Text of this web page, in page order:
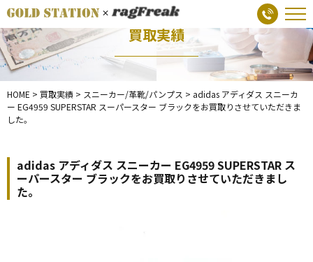
買取実績
HOME > 買取実績 > スニーカー/革靴/パンプス > adidas アディダス スニーカ
ー EG4959 SUPERSTAR スーパースター ブラックをお買取りさせていただきま
した。
adidas アディダス スニーカー EG4959 SUPERSTAR ス
ーパースター ブラックをお買取りさせていただきまし
た。